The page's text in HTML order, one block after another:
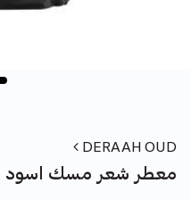
DERAAH OUD
معطر شعر مسك اسود 50 مل